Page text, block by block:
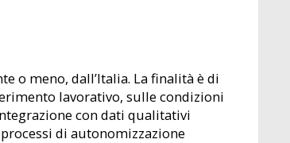
o meno, dall’Italia. La finalità è di
lavorativo, sulle condizioni
con dati qualitativi
di autonomizzazione